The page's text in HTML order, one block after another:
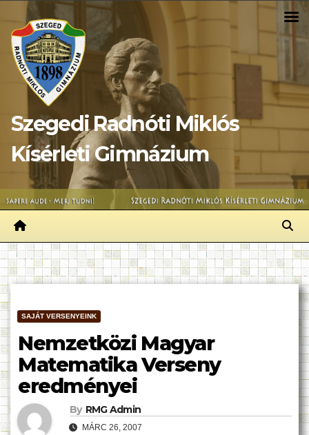
content
Szegedi Radnóti Miklós
Kísérleti Gimnázium
SAJÁT VERSENYEINK
Nemzetközi Magyar
Matematika Verseny
eredményei
By RMG Admin
MÁRC 26, 2007